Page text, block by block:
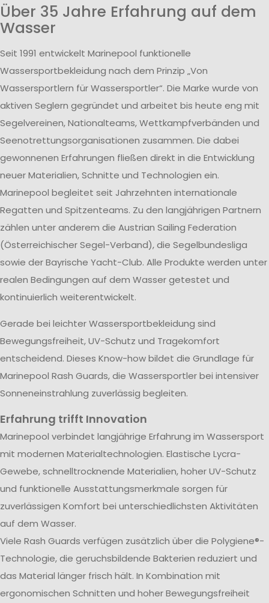
Über 35 Jahre Erfahrung auf dem
Wasser
Seit 1991 entwickelt Marinepool funktionelle
Wassersportbekleidung nach dem Prinzip „Von
Wassersportlern für Wassersportler“. Die Marke wurde von
aktiven Seglern gegründet und arbeitet bis heute eng mit
Segelvereinen, Nationalteams, Wettkampfverbänden und
Seenotrettungsorganisationen zusammen. Die dabei
gewonnenen Erfahrungen fließen direkt in die Entwicklung
neuer Materialien, Schnitte und Technologien ein.
Marinepool begleitet seit Jahrzehnten internationale
Regatten und Spitzenteams. Zu den langjährigen Partnern
zählen unter anderem die Austrian Sailing Federation
(Österreichischer Segel-Verband), die Segelbundesliga
sowie der Bayrische Yacht-Club. Alle Produkte werden unter
realen Bedingungen auf dem Wasser getestet und
kontinuierlich weiterentwickelt.
Gerade bei leichter Wassersportbekleidung sind
Bewegungsfreiheit, UV-Schutz und Tragekomfort
entscheidend. Dieses Know-how bildet die Grundlage für
Marinepool Rash Guards, die Wassersportler bei intensiver
Sonneneinstrahlung zuverlässig begleiten.
Erfahrung trifft Innovation
Marinepool verbindet langjährige Erfahrung im Wassersport
mit modernen Materialtechnologien. Elastische Lycra-
Gewebe, schnelltrocknende Materialien, hoher UV-Schutz
und funktionelle Ausstattungsmerkmale sorgen für
zuverlässigen Komfort bei unterschiedlichsten Aktivitäten
auf dem Wasser.
Viele Rash Guards verfügen zusätzlich über die Polygiene®-
Technologie, die geruchsbildende Bakterien reduziert und
das Material länger frisch hält. In Kombination mit
ergonomischen Schnitten und hoher Bewegungsfreiheit